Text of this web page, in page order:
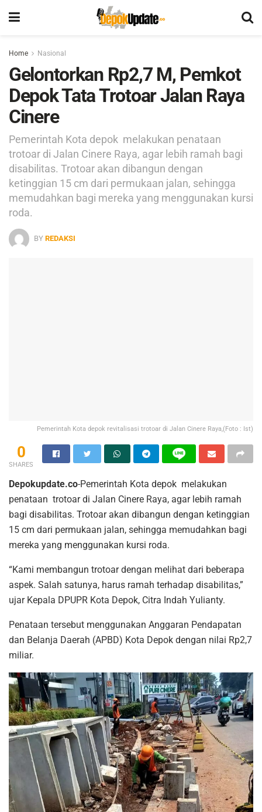
Home Nasional
Gelontorkan Rp2,7 M, Pemkot
Depok Tata Trotoar Jalan Raya
Cinere
Pemerintah Kota depok melakukan penataan
trotoar di Jalan Cinere Raya, agar lebih ramah bagi
disabilitas. Trotoar akan dibangun dengan
ketinggian 15 cm dari permukaan jalan, sehingga
memudahkan bagi mereka yang menggunakan kursi
roda.
BY REDAKSI
Pemerintah Kota depok revitalisasi trotoar di Jalan Cinere Raya,(Foto : Ist)
0
SHARES
Depokupdate.co-Pemerintah Kota depok melakukan
penataan trotoar di Jalan Cinere Raya, agar lebih ramah
bagi disabilitas. Trotoar akan dibangun dengan ketinggian
15 cm dari permukaan jalan, sehingga memudahkan bagi
mereka yang menggunakan kursi roda.
“Kami membangun trotoar dengan melihat dari beberapa
aspek. Salah satunya, harus ramah terhadap disabilitas,”
ujar Kepala DPUPR Kota Depok, Citra Indah Yulianty.
Penataan tersebut menggunakan Anggaran Pendapatan
dan Belanja Daerah (APBD) Kota Depok dengan nilai Rp2,7
miliar.